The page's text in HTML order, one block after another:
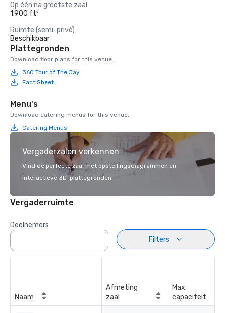
Op één na grootste zaal
1.900 ft²
Ruimte (semi-privé)
Beschikbaar
Plattegronden
Download floor plans for this venue.
360 Tour of The Jay
Fact Sheet
Menu's
Download catering menus for this venue.
Catering Menus
Vergaderzalen verkennen
Vind de perfecte zaal met opstellingsdiagrammen en
interactieve 3D-plattegronden.
Vergaderruimte
Deelnemers
Filters
Naam
Afmeting
zaal
Max.
capaciteit